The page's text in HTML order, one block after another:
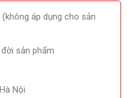
áp dụng cho sản
sản phẩm
Nội